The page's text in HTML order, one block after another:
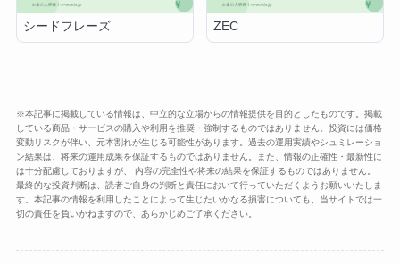
シードフレーズ ZEC
※本記事に掲載している情報は、中立的な立場からの情報提供を目的としたものです。掲載
している商品・サービスの購入や利用を推奨・強制するものではありません。投資には価格
変動リスクが伴い、元本割れが生じる可能性があります。過去の運用実績やシュミレーショ
ン結果は、将来の運用成果を保証するものではありません。また、情報の正確性・最新性に
は十分配慮しておりますが、 内容の完全性や将来の結果を保証するものではありません。
最終的な投資判断は、読者ご自身の判断と責任において行っていただくようお願いいたしま
す。本記事の情報を利用したことによって生じたいかなる損害についても、当サイトでは一
切の責任を負いかねますので、あらかじめご了承ください。